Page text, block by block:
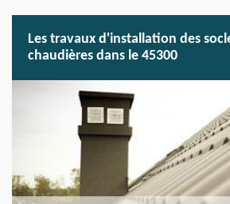
Les travaux d'installation des
chaudières dans le 45300